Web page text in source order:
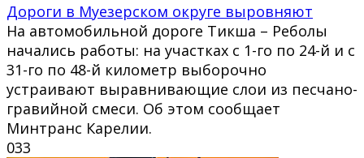
Дороги в Муезерском округе выровняют
На автомобильной дороге Тикша – Реболы
начались работы: на участках с 1-го по 24-й и с
31-го по 48-й километр выборочно
устраивают выравнивающие слои из песчано-
гравийной смеси. Об этом сообщает
Минтранс Карелии.
033